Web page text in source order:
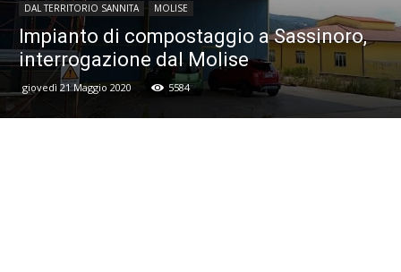
DAL TERRITORIO SANNITA MOLISE
Impianto di compostaggio a Sassinoro,
interrogazione dal Molise
giovedì 21 Maggio 2020 5584